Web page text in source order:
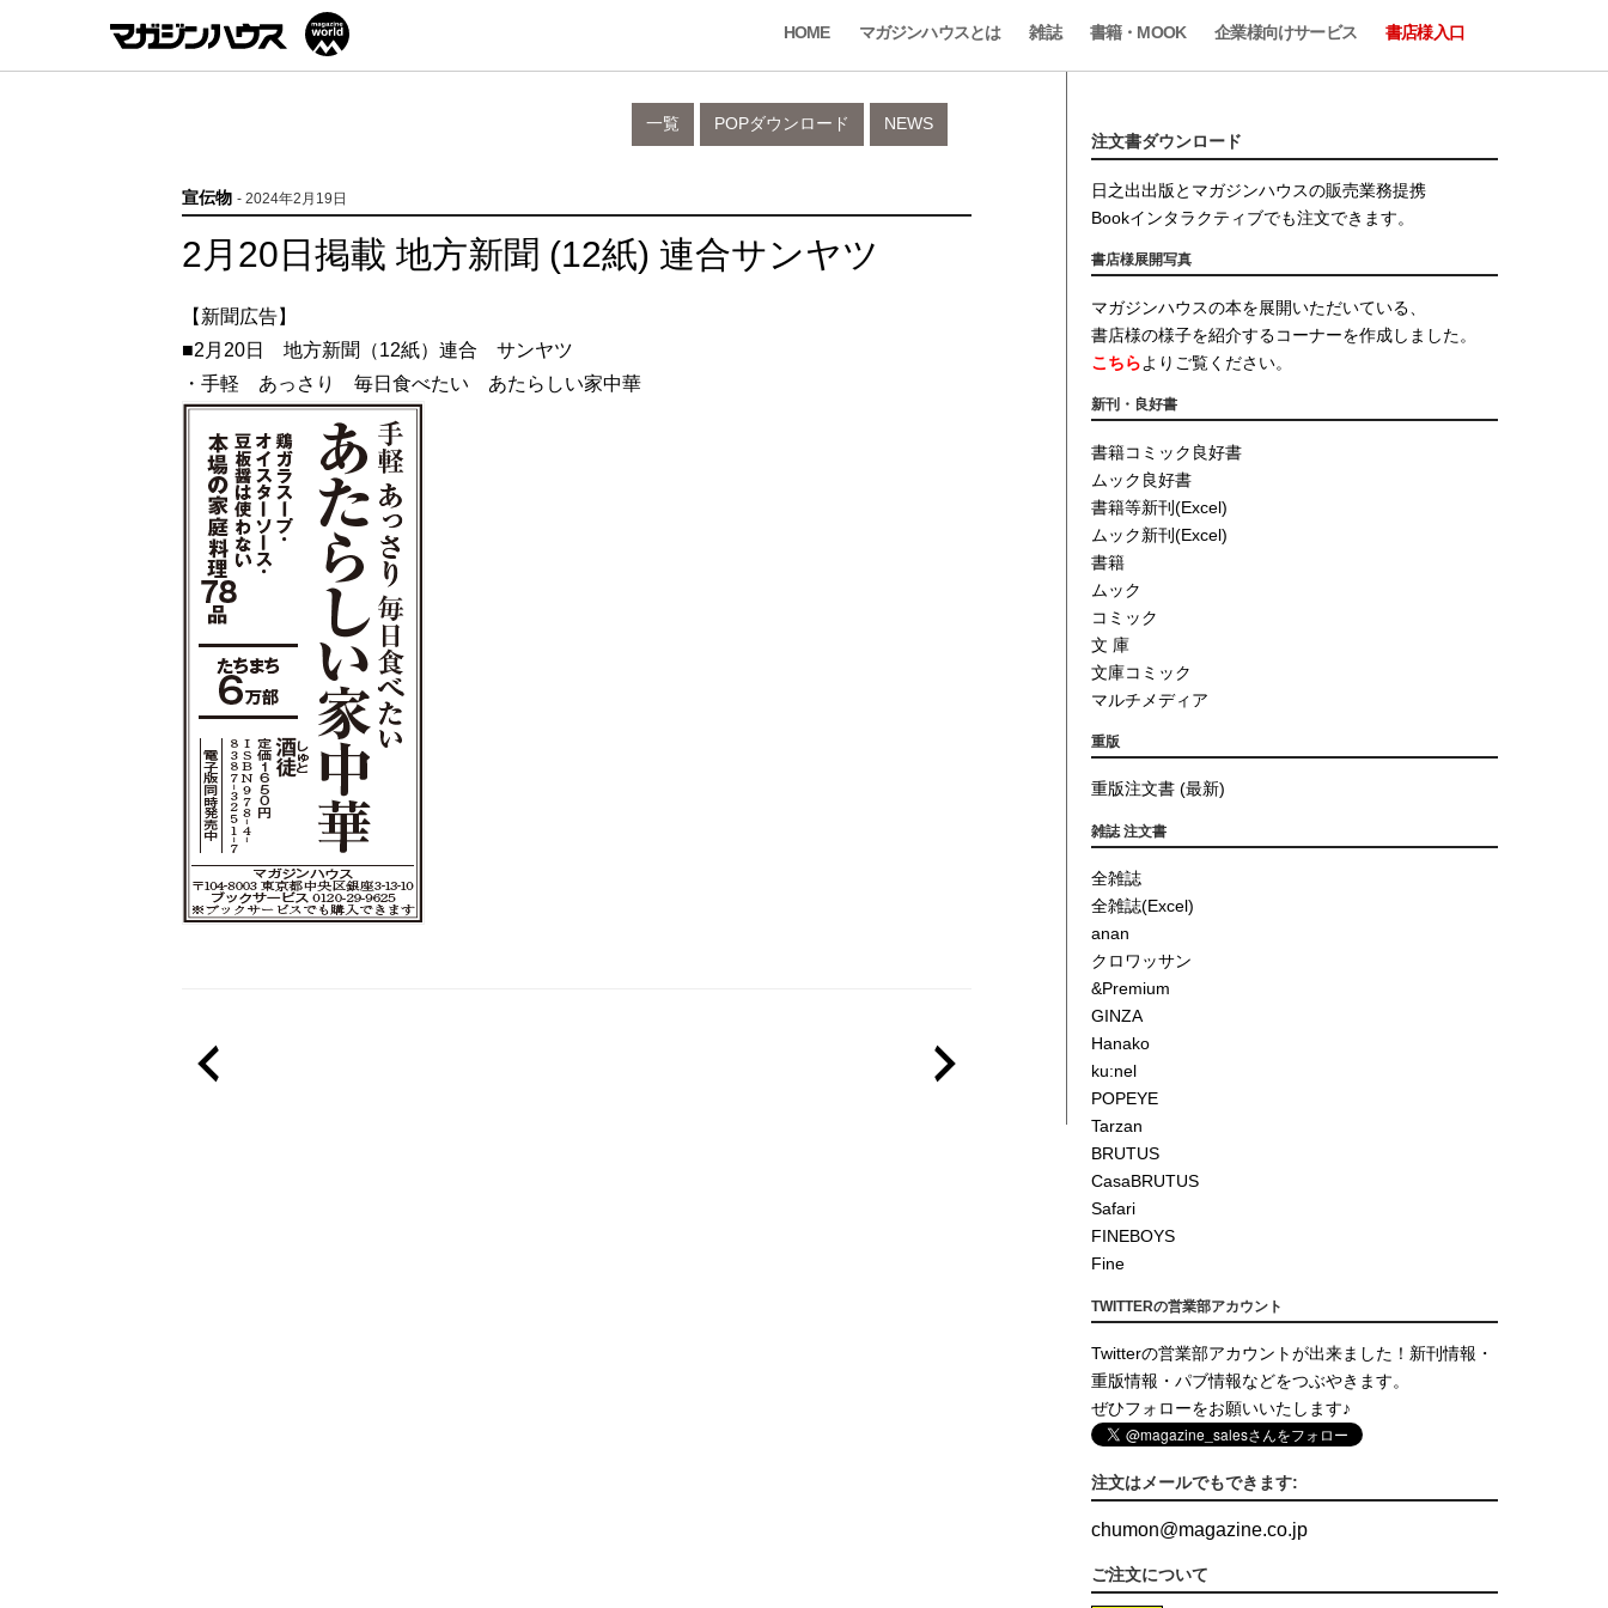
HOME マガジンハウスとは 雑誌 書籍・MOOK 企業様向けサービス 書店様入口
NEWS
POPダウンロード
一覧
宣伝物 - 2024年2月19日
2月20日掲載 地方新聞 (12紙) 連合サンヤツ
【新聞広告】
■2月20日 地方新聞（12紙）連合 サンヤツ
・手軽 あっさり 毎日食べたい あたらしい家中華
注文書ダウンロード
日之出出版とマガジンハウスの販売業務提携
Bookインタラクティブでも注文できます。
書店様展開写真
マガジンハウスの本を展開いただいている、
書店様の様子を紹介するコーナーを作成しました。
こちらよりご覧ください。
新刊・良好書
書籍コミック良好書
ムック良好書
書籍等新刊(Excel)
ムック新刊(Excel)
書籍
ムック
コミック
文 庫
文庫コミック
マルチメディア
重版
重版注文書 (最新)
雑誌 注文書
全雑誌
全雑誌(Excel)
anan
クロワッサン
&Premium
GINZA
Hanako
ku:nel
POPEYE
Tarzan
BRUTUS
CasaBRUTUS
Safari
FINEBOYS
Fine
TWITTERの営業部アカウント
Twitterの営業部アカウントが出来ました！新刊情報・
重版情報・パブ情報などをつぶやきます。
ぜひフォローをお願いいたします♪
注文はメールでもできます:
chumon@magazine.co.jp
ご注文について